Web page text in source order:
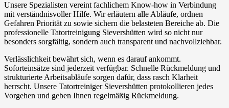
Unsere Spezialisten vereint fachlichem Know-how in Verbindung
mit verständnisvoller Hilfe. Wir erläutern alle Abläufe, ordnen
Gefahren Priorität zu sowie sichern die belasteten Bereiche ab. Die
professionelle Tatortreinigung Sievershütten wird so nicht nur
besonders sorgfältig, sondern auch transparent und nachvollziehbar.
Verlässlichkeit bewährt sich, wenn es darauf ankommt.
Soforteinsätze sind jederzeit verfügbar. Schnelle Rückmeldung und
strukturierte Arbeitsabläufe sorgen dafür, dass rasch Klarheit
herrscht. Unsere Tatortreiniger Sievershütten protokollieren jedes
Vorgehen und geben Ihnen regelmäßig Rückmeldung.